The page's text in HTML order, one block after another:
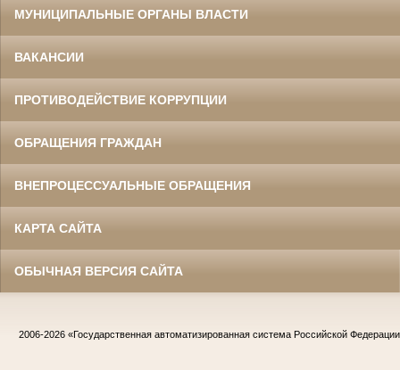
МУНИЦИПАЛЬНЫЕ ОРГАНЫ ВЛАСТИ
ВАКАНСИИ
ПРОТИВОДЕЙСТВИЕ КОРРУПЦИИ
ОБРАЩЕНИЯ ГРАЖДАН
ВНЕПРОЦЕССУАЛЬНЫЕ ОБРАЩЕНИЯ
КАРТА САЙТА
ОБЫЧНАЯ ВЕРСИЯ САЙТА
2006-2026 «Государственная автоматизированная система Российской